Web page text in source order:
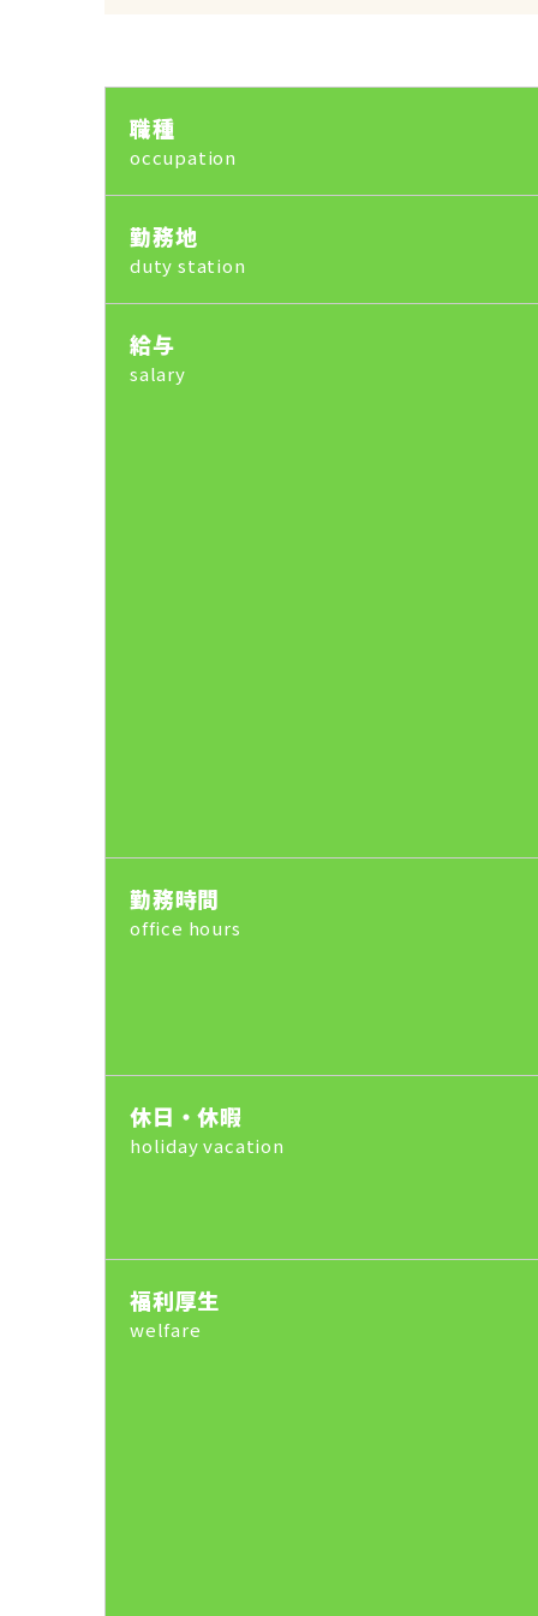
職種
occupation
勤務地
duty station
給与
salary
勤務時間
office hours
休日・休暇
holiday vacation
福利厚生
welfare